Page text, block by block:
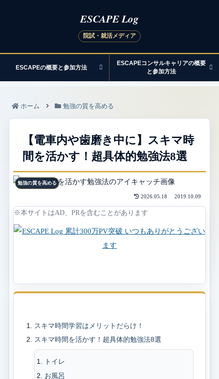
ESCAPEの概要と参加方法
ESCAPEコンサルキャリアの概要
と参加方法
ホーム 勉強の質を高める
【電車内や歯磨き中に】スキマ時
間を活かす！超具体的勉強法8選
勉強の質を高める
2026.05.18 2019.10.09
※本サイトはAD、PRを含むことがあります
スキマ時間学習はメリットだらけ！
スキマ時間を活かす！超具体的勉強法8選
トイレ
お風呂